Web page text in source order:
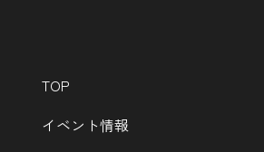
TOP
イベント情報